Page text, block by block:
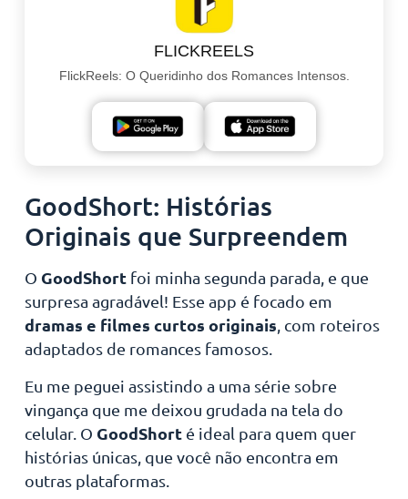
FLICKREELS
FlickReels: O Queridinho dos Romances Intensos.
GoodShort: Histórias
Originais que Surpreendem
O GoodShort foi minha segunda parada, e que
surpresa agradável! Esse app é focado em
dramas e filmes curtos originais , com roteiros
adaptados de romances famosos.
Eu me peguei assistindo a uma série sobre
vingança que me deixou grudada na tela do
celular. O GoodShort é ideal para quem quer
histórias únicas, que você não encontra em
outras plataformas.